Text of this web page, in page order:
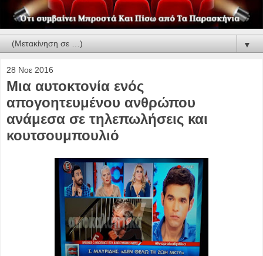
▼
28 Νοε 2016
Μια αυτοκτονία ενός
απογοητευμένου ανθρώπου
ανάμεσα σε τηλεπωλήσεις και
κουτσουμπουλιό